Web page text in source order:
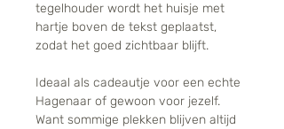
tegelhouder wordt het huisje met
hartje boven de tekst geplaatst,
zodat het goed zichtbaar blijft.
Ideaal als cadeautje voor een echte
Hagenaar of gewoon voor jezelf.
Want sommige plekken blijven altijd